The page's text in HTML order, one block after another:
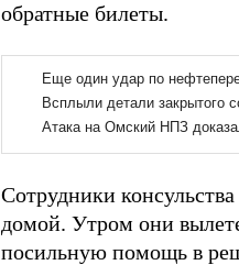
обратные билеты.
Сотрудники
домой. Утром они
посильную помощь в